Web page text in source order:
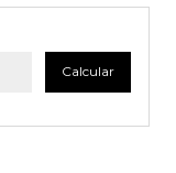
Calcular